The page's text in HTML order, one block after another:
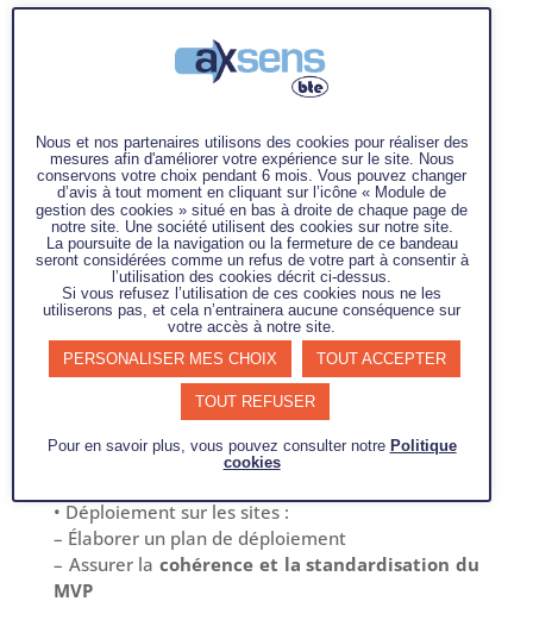
Objectifs :
Développer la culture de l’amélioration continue
sur les différents sites de l’entreprise :
participatif(MVP)
• Montée en compétences du management
du site surl’outil SQCDP
• Mise en Place duGenba Walket de la
Boucle Vertueuse
• Déploiement des méthodes de résolution
de problèmes
• Formation «formation des formateurs
pour les coordinateurs
• Pérennisation de la culture d’Amélioration
Mission :
Mettre en œuvre de manière progressive et
• Déploiement sur les sites :
– Élaborer un plan de déploiement
– Assurer lacohérence et la standardisation du
MVP
Nous et nos partenaires utilisons des cookies pour réaliser des
mesures afin d'améliorer votre expérience sur le site. Nous
conservons votre choix pendant 6 mois. Vous pouvez changer
d’avis à tout moment en cliquant sur l’icône « Module de
gestion des cookies » situé en bas à droite de chaque page de
notre site. Une société utilisent des cookies sur notre site.
La poursuite de la navigation ou la fermeture de ce bandeau
seront considérées comme un refus de votre part à consentir à
l’utilisation des cookies décrit ci-dessus.
Si vous refusez l’utilisation de ces cookies nous ne les
utiliserons pas, et cela n’entrainera aucune conséquence sur
votre accès à notre site.
PERSONALISER MES CHOIX
TOUT ACCEPTER
TOUT REFUSER
Pour en savoir plus, vous pouvez consulter notre Politique
cookies